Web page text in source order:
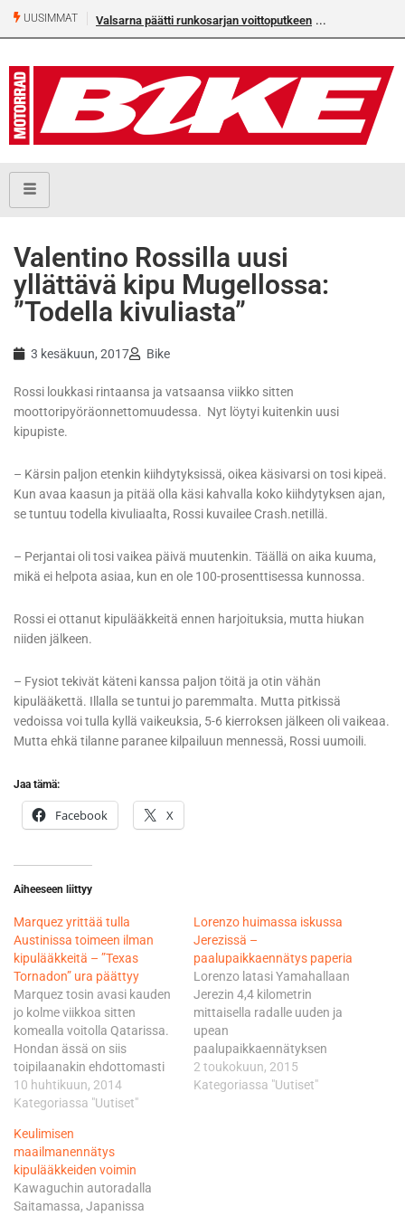
UUSIMMAT Valsarna päätti runkosarjan voittoputkeen
​Valentino Rossilla uusi
yllättävä kipu Mugellossa:
”Todella kivuliasta”
3 kesäkuun, 2017 Bike
Rossi loukkasi rintaansa ja vatsaansa viikko sitten
moottoripyöräonnettomuudessa. Nyt löytyi kuitenkin uusi
kipupiste.
– Kärsin paljon etenkin kiihdytyksissä, oikea käsivarsi on tosi kipeä.
Kun avaa kaasun ja pitää olla käsi kahvalla koko kiihdytyksen ajan,
se tuntuu todella kivuliaalta, Rossi kuvailee Crash.netillä.
– Perjantai oli tosi vaikea päivä muutenkin. Täällä on aika kuuma,
mikä ei helpota asiaa, kun en ole 100-prosenttisessa kunnossa.
Rossi ei ottanut kipulääkkeitä ennen harjoituksia, mutta hiukan
niiden jälkeen.
– Fysiot tekivät käteni kanssa paljon töitä ja otin vähän
kipulääkettä. Illalla se tuntui jo paremmalta. Mutta pitkissä
vedoissa voi tulla kyllä vaikeuksia, 5-6 kierroksen jälkeen oli vaikeaa.
Mutta ehkä tilanne paranee kilpailuun mennessä, Rossi uumoili.
Jaa tämä:
Facebook X
Aiheeseen liittyy
Marquez yrittää tulla
Austinissa toimeen ilman
kipulääkkeitä – ”Texas
Tornadon” ura päättyy
Marquez tosin avasi kauden
jo kolme viikkoa sitten
komealla voitolla Qatarissa.
Hondan ässä on siis
toipilaanakin ehdottomasti
suurin suosikki 5,5 kilometrin
mittaisella COTA-radalla,
hallitsi viime kaudella
mestarillisesti painelemalla
paalupaikalta historialliseen
voittoon. - Jalkani on jo
vähän parempi, mutta ei
10 huhtikuun, 2014
Kategoriassa "Uutiset"
Lorenzo huimassa iskussa
Jerezissä –
paalupaikkaennätys paperia
Lorenzo latasi Yamahallaan
Jerezin 4,4 kilometrin
mittaisella radalle uuden ja
upean
paalupaikkaennätyksen
lukemin 1.37,910. Hän alitti
0,210 sekunnilla Hondan
2 toukokuun, 2015
Kategoriassa "Uutiset"
Keulimisen
maailmanennätys
kipulääkkeiden voimin
Kawaguchin autoradalla
Saitamassa, Japanissa